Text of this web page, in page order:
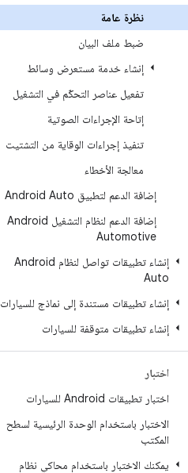
نظرة عامة
ضبط ملف البيان
إنشاء خدمة مستعرض وسائط
تفعيل عناصر التحكّم في التشغيل
إتاحة الإجراءات الصوتية
تنفيذ إجراءات الوقاية من التشتيت
معالجة الأخطاء
إضافة الدعم لتطبيق Android Auto
إضافة الدعم لنظام التشغيل Android
Automotive
إنشاء تطبيقات تواصل لنظام Android
Auto
إنشاء تطبيقات مستندة إلى نماذج للسيارات
إنشاء تطبيقات متوقفة للسيارات
اختبار
اختبار تطبيقات Android للسيارات
الاختبار باستخدام الوحدة الرئيسية لسطح
المكتب
يمكنك الاختبار باستخدام محاكي نظام